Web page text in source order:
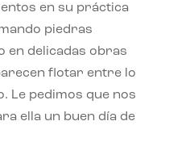
en su práctica
piedras
en delicadas obras
flotar entre lo
Le pedimos que nos
ella un buen día de